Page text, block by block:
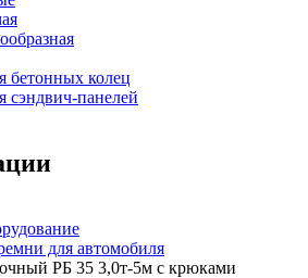
бетонных колец
сэндвич-панелей
для автомобиля
РБ 35 3,0т-5м с крюками